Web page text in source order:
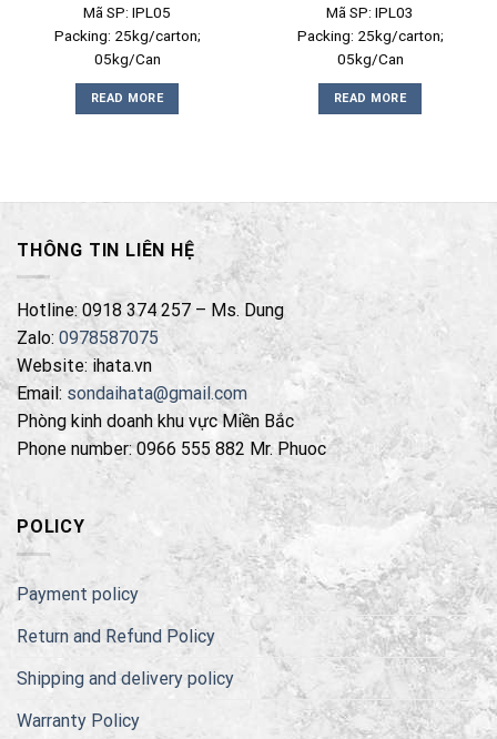
Mã SP: IPL05
Packing: 25kg/carton;
05kg/Can
READ MORE
Mã SP: IPL03
Packing: 25kg/carton;
05kg/Can
READ MORE
THÔNG TIN LIÊN HỆ
Hotline: 0918 374 257 – Ms. Dung
Zalo: 0978587075
Website: ihata.vn
Email: sondaihata@gmail.com
Phòng kinh doanh khu vực Miền Bắc
Phone number: 0966 555 882 Mr. Phuoc
POLICY
Payment policy
Return and Refund Policy
Shipping and delivery policy
Warranty Policy